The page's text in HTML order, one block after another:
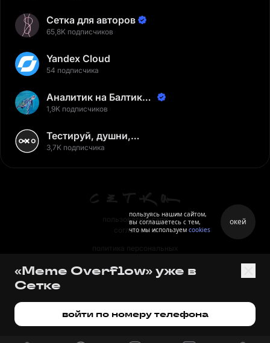
Сетка для авторов
65,8K подписчиков
Yandex Cloud
54 подписчика
Аналитик на Балтике |
Неверов Станислав
1,9K подписчиков
Тестируй, душни,
наслаждайся
3,7K подписчика
пользовательское
соглашение
политика персональных
правила
«Meme Overflow» уже в
Сетке
войти по номеру телефона
пользуясь нашим сайтом,
вы соглашаетесь с тем,
что мы используем cookies
окей